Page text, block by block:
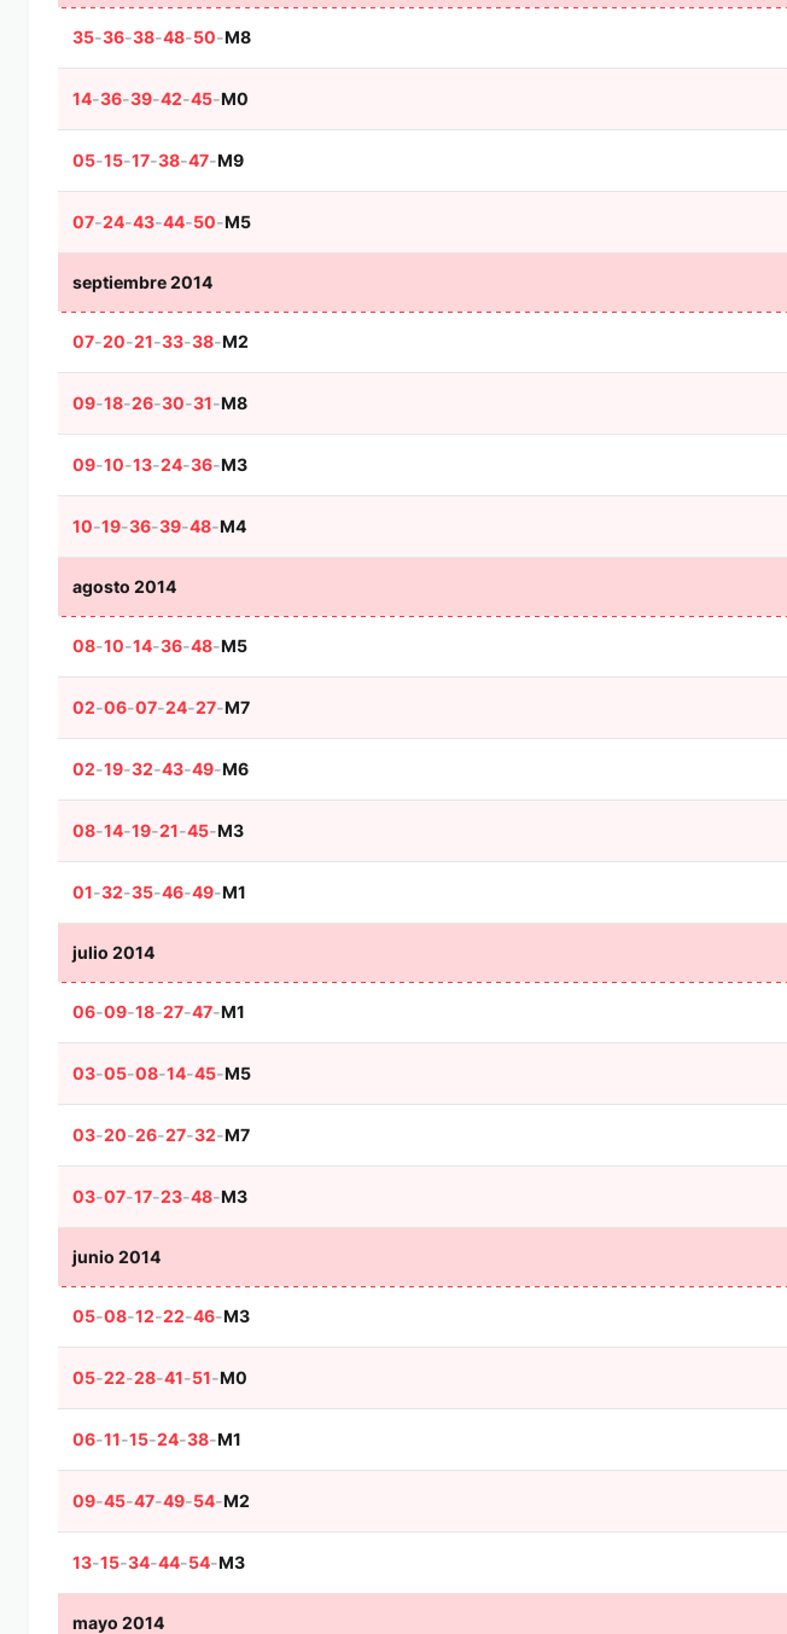
35-36-38-48-50-M8
14-36-39-42-45-M0
05-15-17-38-47-M9
07-24-43-44-50-M5
septiembre 2014
07-20-21-33-38-M2
09-18-26-30-31-M8
09-10-13-24-36-M3
10-19-36-39-48-M4
agosto 2014
08-10-14-36-48-M5
02-06-07-24-27-M7
02-19-32-43-49-M6
08-14-19-21-45-M3
01-32-35-46-49-M1
julio 2014
06-09-18-27-47-M1
03-05-08-14-45-M5
03-20-26-27-32-M7
03-07-17-23-48-M3
junio 2014
05-08-12-22-46-M3
05-22-28-41-51-M0
06-11-15-24-38-M1
09-45-47-49-54-M2
13-15-34-44-54-M3
mayo 2014